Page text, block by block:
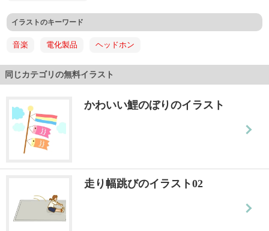
イラストのキーワード
音楽 電化製品 ヘッドホン
同じカテゴリの無料イラスト
かわいい鯉のぼりのイラスト
走り幅跳びのイラスト02